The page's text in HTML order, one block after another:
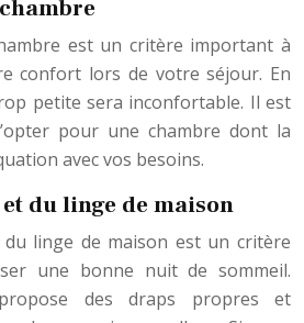
est un critère important à
confort lors de votre séjour. En
petite sera inconfortable. Il est
pour une chambre dont la
avec vos besoins.
du linge de maison
linge de maison est un critère
une bonne nuit de sommeil.
des draps propres et